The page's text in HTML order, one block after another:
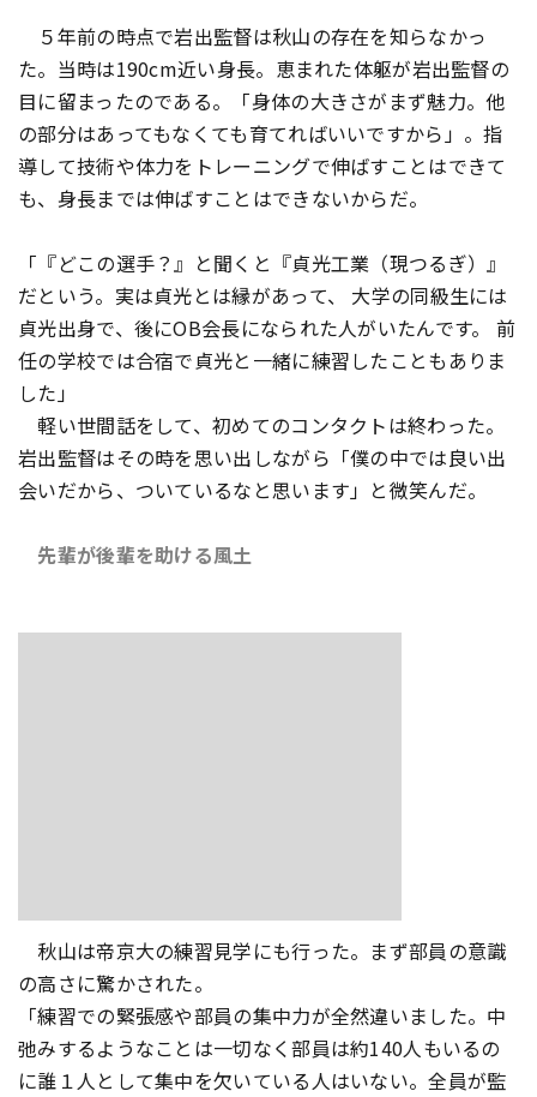
５年前の時点で岩出監督は秋山の存在を知らなかっ
た。当時は190cm近い身長。恵まれた体躯が岩出監督の
目に留まったのである。「身体の大きさがまず魅力。他
の部分はあってもなくても育てればいいですから」。指
導して技術や体力をトレーニングで伸ばすことはできて
も、身長までは伸ばすことはできないからだ。
「『どこの選手？』と聞くと『貞光工業（現つるぎ）』
だという。実は貞光とは縁があって、 大学の同級生には
貞光出身で、後にOB会長になられた人がいたんです。 前
任の学校では合宿で貞光と一緒に練習したこともありま
した」
軽い世間話をして、初めてのコンタクトは終わった。
岩出監督はその時を思い出しながら「僕の中では良い出
会いだから、ついているなと思います」と微笑んだ。
先輩が後輩を助ける風土
秋山は帝京大の練習見学にも行った。まず部員の意識
の高さに驚かされた。
「練習での緊張感や部員の集中力が全然違いました。中
弛みするようなことは一切なく部員は約140人もいるの
に誰１人として集中を欠いている人はいない。全員が監